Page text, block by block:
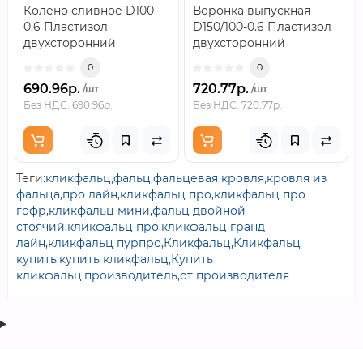
Колено сливное D100-
0.6 Пластизол
двухсторонний
0
690.96р. /шт
Без НДС: 690.96р.
Воронка выпускная
D150/100-0.6 Пластизол
двухсторонний
0
720.77р. /шт
Без НДС: 720.77р.
Теги:кликфальц,фальц,фальцевая кровля,кровля из
фальца,про лайн,кликфальц про,кликфальц про
гофр,кликфальц мини,фальц двойной
стоячий,кликфальц про,кликфальц гранд
лайн,кликфальц пурпро,Кликфальц,Кликфальц
купить,купить кликфальц,Купить
кликфальц,производитель,от производителя